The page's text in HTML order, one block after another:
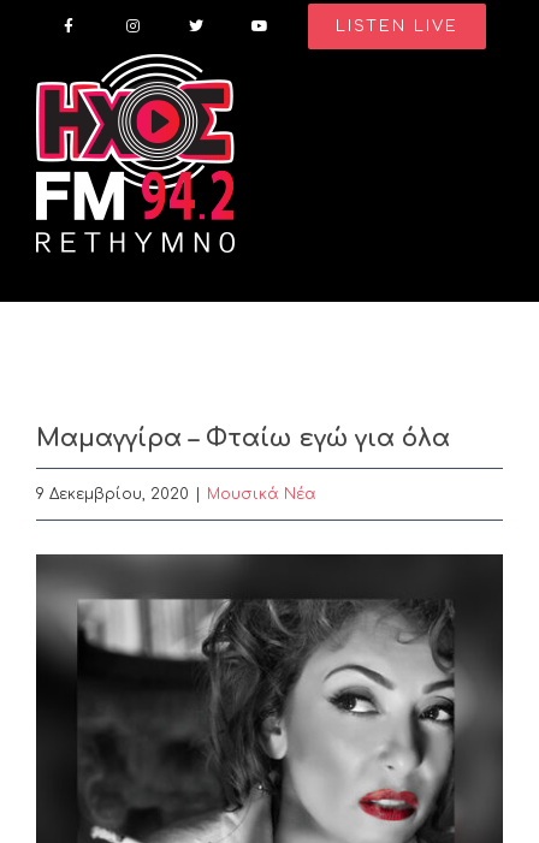
content
LISTEN LIVE
Μαμαγγίρα – Φταίω εγώ για όλα
9 Δεκεμβρίου, 2020 Μουσικά Νέα
Larger
Image